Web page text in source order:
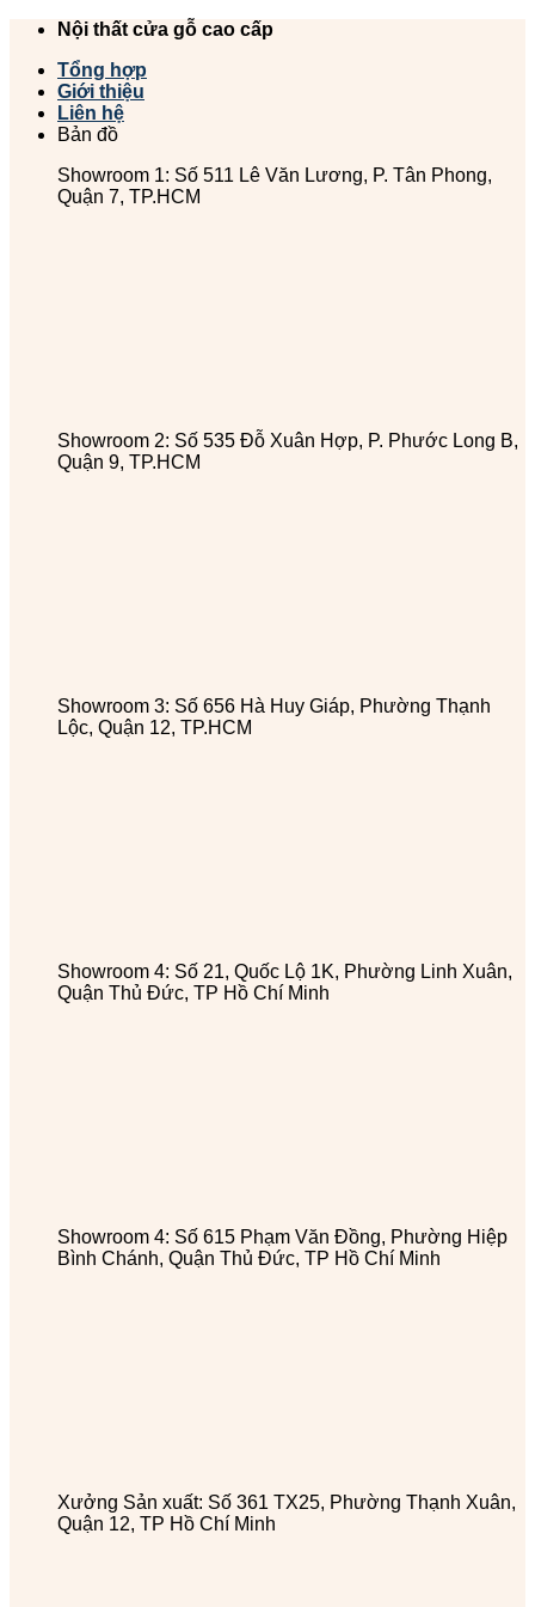
Chuyển
dung
Nội thất cửa gỗ cao cấp
Tổng hợp
Giới thiệu
Liên hệ
Bản đồ
Showroom 1: Số 511 Lê Văn Lương, P. Tân Phong,
Quận 7, TP.HCM
Showroom 2: Số 535 Đỗ Xuân Hợp, P. Phước Long B,
Quận 9, TP.HCM
Showroom 3: Số 656 Hà Huy Giáp, Phường Thạnh
Lộc, Quận 12, TP.HCM
Showroom 4: Số 21, Quốc Lộ 1K, Phường Linh Xuân,
Quận Thủ Đức, TP Hồ Chí Minh
Showroom 4: Số 615 Phạm Văn Đồng, Phường Hiệp
Bình Chánh, Quận Thủ Đức, TP Hồ Chí Minh
Xưởng Sản xuất: Số 361 TX25, Phường Thạnh Xuân,
Quận 12, TP Hồ Chí Minh